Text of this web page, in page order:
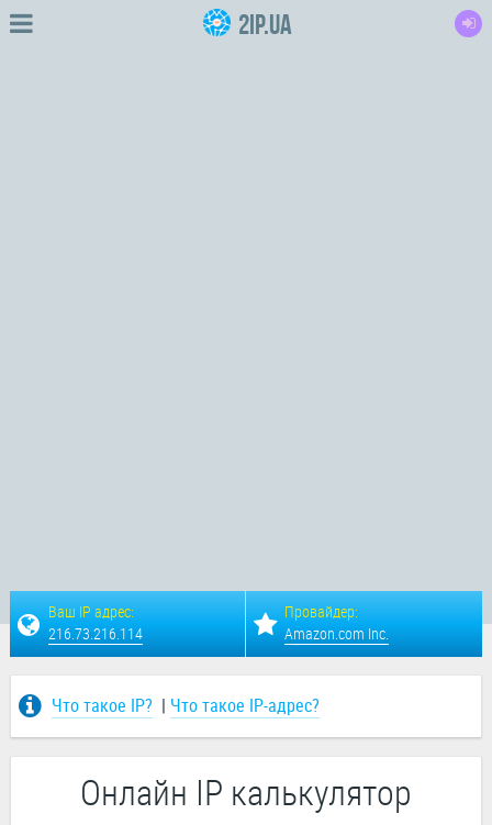
2IP.ua
Ваш IP адрес:
216.73.216.114
Провайдер:
Amazon.com Inc.
Что такое IP? | Что такое IP-адрес?
Онлайн IP калькулятор